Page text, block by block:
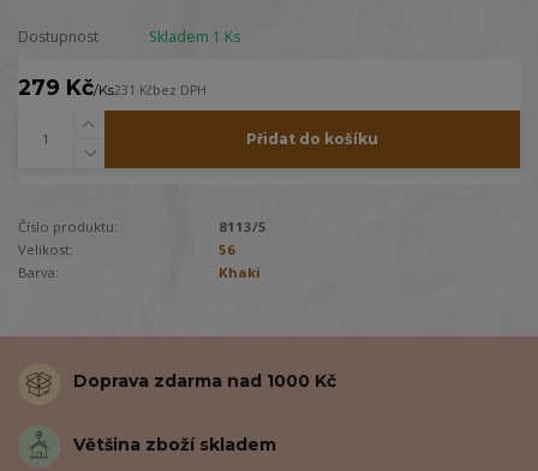
Dostupnost Skladem 1 Ks
279 Kč/Ks231 Kčbez DPH
Přidat do košíku
Číslo produktu:
8113/5
Velikost:
56
Barva:
Khaki
Doprava zdarma nad 1000 Kč
Většina zboží skladem